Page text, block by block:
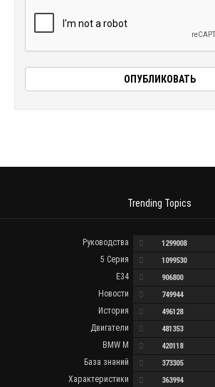
Trending Topics
Руководства 1299008
5 Серия 1099530
E34 906800
Новости 749944
История 496128
Двигатели 481353
BMW M 420118
База знаний 373305
Характеристики 363994